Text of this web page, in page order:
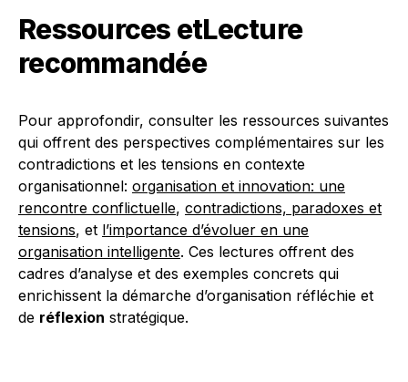
Ressources etLecture
recommandée
Pour approfondir, consulter les ressources suivantes
qui offrent des perspectives complémentaires sur les
contradictions et les tensions en contexte
organisationnel: organisation et innovation: une
rencontre conflictuelle, contradictions, paradoxes et
tensions, et l’importance d’évoluer en une
organisation intelligente. Ces lectures offrent des
cadres d’analyse et des exemples concrets qui
enrichissent la démarche d’organisation réfléchie et
de réflexion stratégique.